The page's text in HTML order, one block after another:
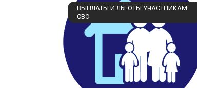
ВЫПЛАТЫ И ЛЬГОТЫ УЧАСТНИКАМ
СВО